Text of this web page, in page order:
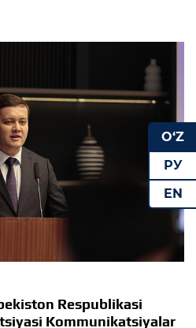
Respublikasi
Kommunikatsiyalar
O‘Z
РУ
EN